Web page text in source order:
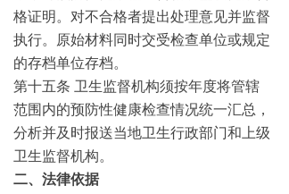
格证明。对不合格者提出处理意见并监督
执行。原始材料同时交受检查单位或规定
的存档单位存档。
第十五条 卫生监督机构须按年度将管辖
范围内的预防性健康检查情况统一汇总，
分析并及时报送当地卫生行政部门和上级
卫生监督机构。
二、法律依据